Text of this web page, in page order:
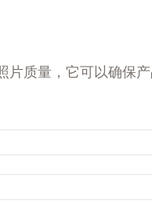
质量，它可以确保